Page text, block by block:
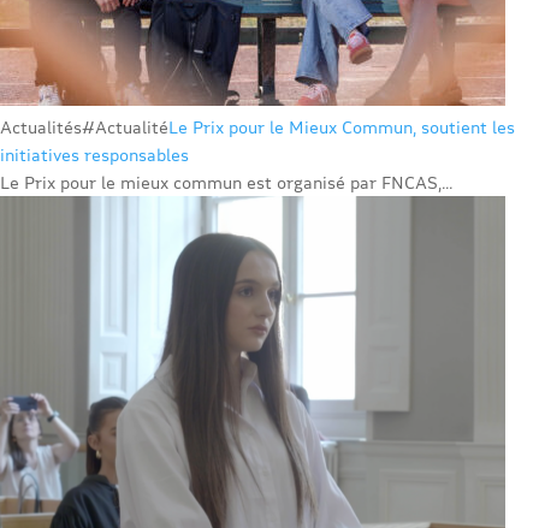
Actualités#ActualitéLe Prix pour le Mieux Commun, soutient les
initiatives responsables
Le Prix pour le mieux commun est organisé par FNCAS,...